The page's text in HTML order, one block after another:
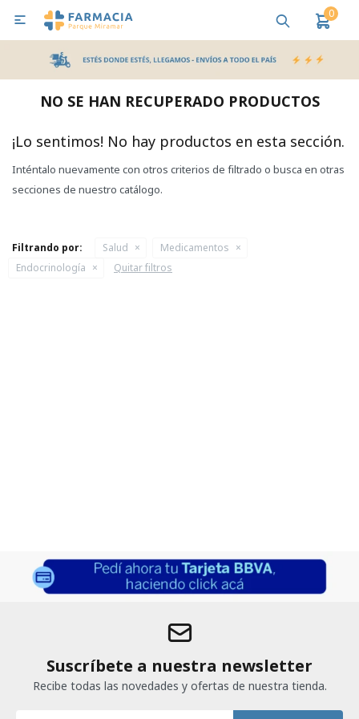
0

NO SE HAN RECUPERADO PRODUCTOS
¡Lo sentimos! No hay productos en esta sección.
Inténtalo nuevamente con otros criterios de filtrado o busca en otras
secciones de nuestro catálogo.
Filtrando por: Salud
Medicamentos
Endocrinología
Quitar filtros
Suscríbete a nuestra newsletter
Recibe todas las novedades y ofertas de nuestra tienda.
MI CUENTA
Bebes y Maternidad Salud
Pañales y Toallitas
Lactancia y Nutrición
Higiene y Bienestar